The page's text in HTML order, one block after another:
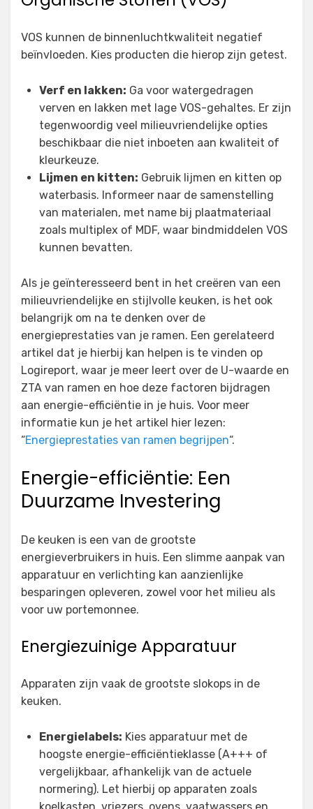
VOS kunnen de binnenluchtkwaliteit negatief
beïnvloeden. Kies producten die hierop zijn getest.
Verf en lakken: Ga voor watergedragen
verven en lakken met lage VOS-gehaltes. Er zijn
tegenwoordig veel milieuvriendelijke opties
beschikbaar die niet inboeten aan kwaliteit of
kleurkeuze.
Lijmen en kitten: Gebruik lijmen en kitten op
waterbasis. Informeer naar de samenstelling
van materialen, met name bij plaatmateriaal
zoals multiplex of MDF, waar bindmiddelen VOS
kunnen bevatten.
Als je geïnteresseerd bent in het creëren van een
milieuvriendelijke en stijlvolle keuken, is het ook
belangrijk om na te denken over de
energieprestaties van je ramen. Een gerelateerd
artikel dat je hierbij kan helpen is te vinden op
Logireport, waar je meer leert over de U-waarde en
ZTA van ramen en hoe deze factoren bijdragen
aan energie-efficiëntie in je huis. Voor meer
informatie kun je het artikel hier lezen:
“Energieprestaties van ramen begrijpen“.
Energie-efficiëntie: Een
Duurzame Investering
De keuken is een van de grootste
energieverbruikers in huis. Een slimme aanpak van
apparatuur en verlichting kan aanzienlijke
besparingen opleveren, zowel voor het milieu als
voor uw portemonnee.
Energiezuinige Apparatuur
Apparaten zijn vaak de grootste slokops in de
keuken.
Energielabels: Kies apparatuur met de
hoogste energie-efficiëntieklasse (A+++ of
vergelijkbaar, afhankelijk van de actuele
normering). Let hierbij op apparaten zoals
koelkasten, vriezers, ovens, vaatwassers en